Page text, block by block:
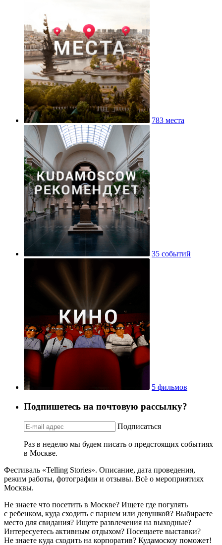
783 места
35 событий
5 фильмов
Подпишетесь на почтовую рассылку?
Подписаться
Раз в неделю мы будем писать о предстоящих событиях
в Москве.
Фестиваль «Telling Stories». Описание, дата проведения,
режим работы, фотографии и отзывы. Всё о мероприятиях
Москвы.
Не знаете что посетить в Москве? Ищете где погулять
с ребенком, куда сходить с парнем или девушкой? Выбираете
место для свидания? Ищете развлечения на выходные?
Интересуетесь активным отдыхом? Посещаете выставки?
Не знаете куда сходить на корпоратив? Кудамоскоу поможет!